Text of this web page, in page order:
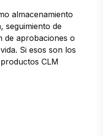
almacenamiento
seguimiento de
de aprobaciones o
Si esos son los
CLM